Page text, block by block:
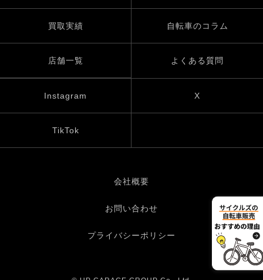
買取実績 自転車のコラム
店舗一覧 よくある質問
Instagram X
TikTok
会社概要
お問い合わせ
プライバシーポリシー